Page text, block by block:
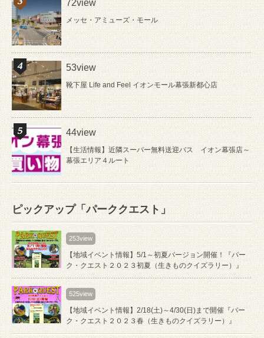
72view
メッセ・アミューズ・モール
53view
靴下屋 Life and Feel イオンモール幕張新都心店
44view
【生活情報】近隣スーパー無料送迎バス イオン幕張店～
幕張エリア４ルート
ピックアップ「パーククエスト」
253view
【地域イベント情報】5/1～初夏バージョン開催！『パー
ク・クエスト２０２３初夏（生きものクイズラリー）』
525view
【地域イベント情報】2/18(土)～4/30(日)まで開催『パー
ク・クエスト２０２３春（生きものクイズラリー）』